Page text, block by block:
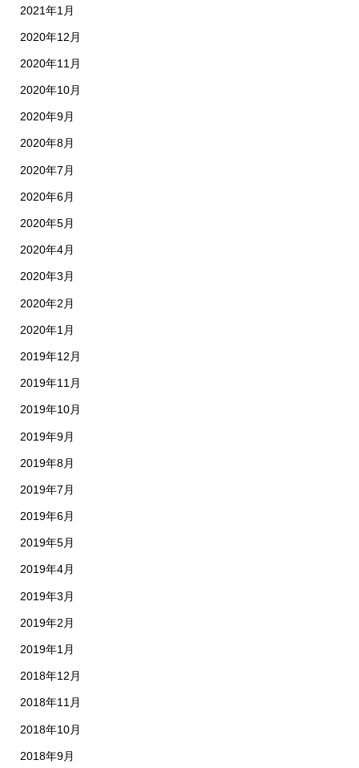
2021年1月
2020年12月
2020年11月
2020年10月
2020年9月
2020年8月
2020年7月
2020年6月
2020年5月
2020年4月
2020年3月
2020年2月
2020年1月
2019年12月
2019年11月
2019年10月
2019年9月
2019年8月
2019年7月
2019年6月
2019年5月
2019年4月
2019年3月
2019年2月
2019年1月
2018年12月
2018年11月
2018年10月
2018年9月